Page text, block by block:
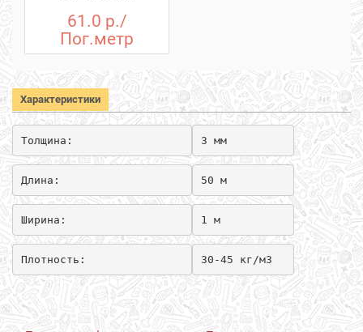
61.0 р./
Пог.метр
Характеристики
Толщина: 3 мм
Длина: 50 м
Ширина: 1 м
Плотность: 30-45 кг/м3